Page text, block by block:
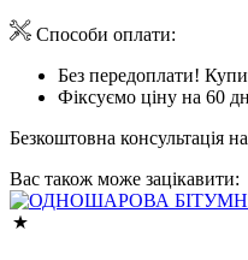
Способи оплати:
Без передоплати!
Фіксуємо ціну на 60
Безкоштовна консультація
Вас також може зацікавити: